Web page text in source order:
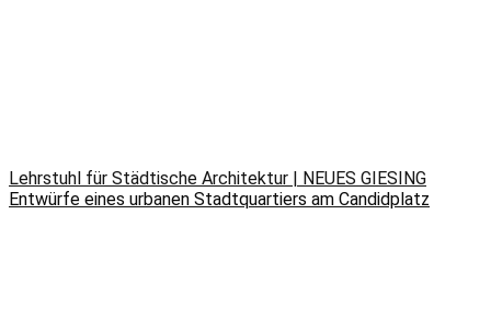
Lehrstuhl für Städtische Architektur | NEUES GIESING
Entwürfe eines urbanen Stadtquartiers am Candidplatz